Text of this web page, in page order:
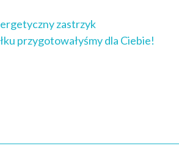
zastrzyk
przygotowałyśmy dla Ciebie!